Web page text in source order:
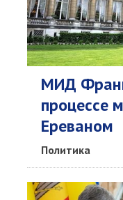
МИД
процессе
Ереваном
Политика